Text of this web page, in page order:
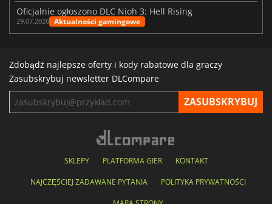
Oficjalnie ogłoszono DLC Nioh 3: Hell Rising
29.07.2026 Aktualności gamingowe
Zdobądź najlepsze oferty i kody rabatowe dla graczy
Zasubskrybuj newsletter DLCompare
SKLEPY PLATFORMA GIER KONTAKT
NAJCZĘŚCIEJ ZADAWANE PYTANIA POLITYKA PRYWATNOŚCI